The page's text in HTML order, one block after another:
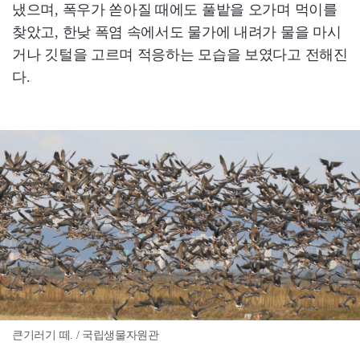
냈으며, 폭우가 쏟아질 때에도 풀밭을 오가며 먹이를
찾았고, 한낮 폭염 속에서도 물가에 내려가 물을 마시
거나 깃털을 고르며 적응하는 모습을 보였다고 전해진
다.
큰기러기 떼. / 국립생물자원관